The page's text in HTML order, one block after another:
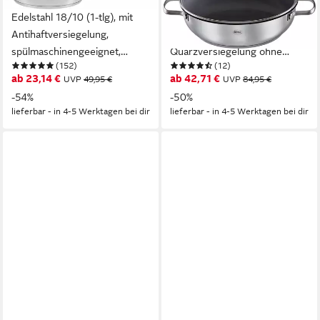
Edelstahl 18/10 (1-tlg), mit
Antihaftversiegelung,
spülmaschinengeeignet,
Induktion (152)
ab 23,14 € UVP 49,95 €
-54%
lieferbar - in 4-5 Werktagen bei dir
ProCera, Edelstahl 18/10 (1-
tlg), natürliche
Quarzversiegelung ohne
PTFE/PFAS, Induktion
(12)
ab 42,71 € UVP 84,95 €
-50%
lieferbar - in 4-5 Werktagen bei dir